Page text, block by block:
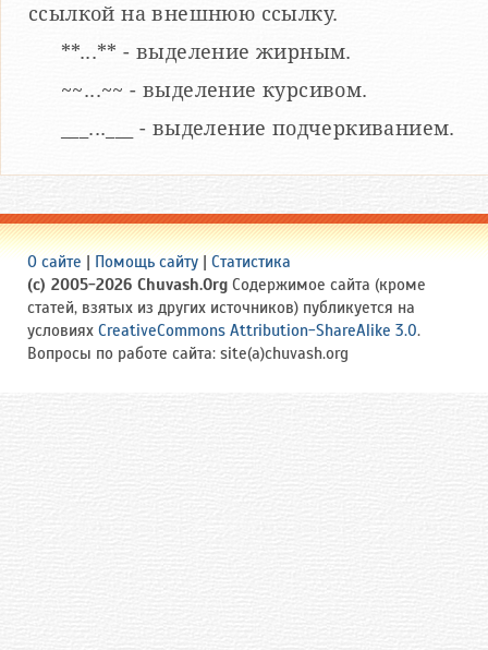
ссылкой на внешнюю ссылку.
**...** - выделение жирным.
~~...~~ - выделение курсивом.
___...___ - выделение подчеркиванием.
О сайте Помощь сайту
Статистика
(c) 2005-2026 Chuvash.Org Содержимое сайта (кроме
статей, взятых из других источников) публикуется на
условиях CreativeCommons Attribution-ShareAlike 3.0.
Вопросы по работе сайта: site(a)chuvash.org